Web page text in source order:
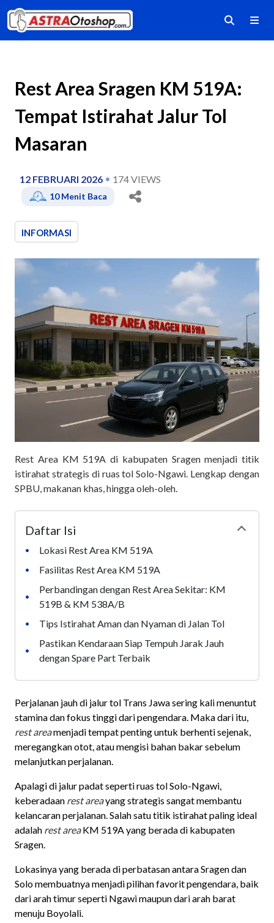
Rest Area Sragen KM 519A:
Tempat Istirahat Jalur Tol
Masaran
12 FEBRUARI 2026 174VIEWS
10Menit Baca
INFORMASI
Rest Area KM 519A di kabupaten Sragen menjadi titik
istirahat strategis di ruas tol Solo-Ngawi. Lengkap dengan
SPBU, makanan khas, hingga oleh-oleh.
Daftar Isi
•
Lokasi Rest Area KM 519A
• Fasilitas Rest Area KM 519A
•
Perbandingan dengan Rest Area Sekitar: KM
519B & KM 538A/B
• Tips Istirahat Aman dan Nyaman di Jalan Tol
•
Pastikan Kendaraan Siap Tempuh Jarak Jauh
dengan Spare Part Terbaik
Perjalanan jauh di jalur tol Trans Jawa sering kali menuntut
stamina dan fokus tinggi dari pengendara. Maka dari itu,
rest areamenjadi tempat penting untuk berhenti sejenak,
meregangkan otot, atau mengisi bahan bakar sebelum
melanjutkan perjalanan.
Apalagi di jalur padat seperti ruas tol Solo-Ngawi,
keberadaan rest areayang strategis sangat membantu
kelancaran perjalanan. Salah satu titik istirahat paling ideal
adalah rest areaKM 519A yang berada di kabupaten
Sragen.
Lokasinya yang berada di perbatasan antara Sragen dan
Solo membuatnya menjadi pilihan favorit pengendara, baik
dari arah timur seperti Ngawi maupun dari arah barat
menuju Boyolali.